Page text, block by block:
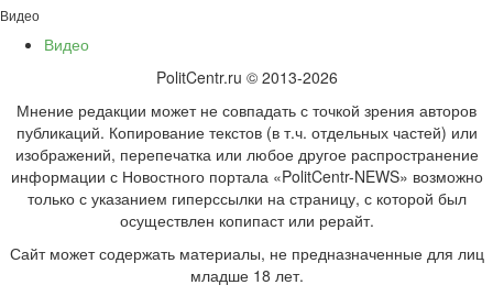
Видео
Видео
PolitCentr.ru © 2013-2026
Мнение редакции может не совпадать с точкой зрения авторов
публикаций. Копирование текстов (в т.ч. отдельных частей) или
изображений, перепечатка или любое другое распространение
информации с Новостного портала «PolitCentr-NEWS» возможно
только с указанием гиперссылки на страницу, с которой был
осуществлен копипаст или рерайт.
Сайт может содержать материалы, не предназначенные для лиц
младше 18 лет.